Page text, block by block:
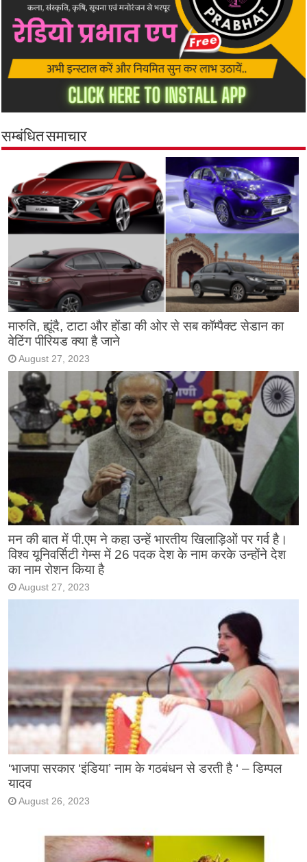
सम्बंधित समाचार
मारुति, ह्यूंदै, टाटा और होंडा की ओर से सब कॉम्पैक्ट सेडान का
वेटिंग पीरियड क्या है जाने
August 27, 2023
मन की बात में पी.एम ने कहा उन्हें भारतीय खिलाड़िओं पर गर्व है।
विश्व यूनिवर्सिटी गेम्स में 26 पदक देश के नाम करके उन्होंने देश
का नाम रोशन किया है
August 27, 2023
‘भाजपा सरकार ‘इंडिया’ नाम के गठबंधन से डरती है ‘ – डिम्पल
यादव
August 26, 2023